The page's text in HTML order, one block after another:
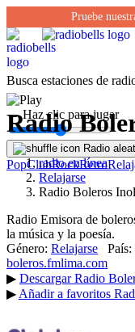
Pruebe
Busca estaciones de
← Haz clic para jugar
Radio
PopClubRockRetro
Radio
radio en línea
Relajarse
Radio Boleros
Radio Emisora de
la música y la poesía.
Género: Relajarse País:
boleros.fmlima.com
▶ Descargar Radio
▶ Añadir a favoritos